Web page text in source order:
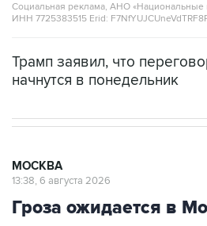
Социальная реклама, АНО «Национальные
ИНН 7725383515 Erid:
Трамп заявил, что
начнутся в понедельник
МОСКВА
13:38, 6 августа 2026
Гроза ожидается в